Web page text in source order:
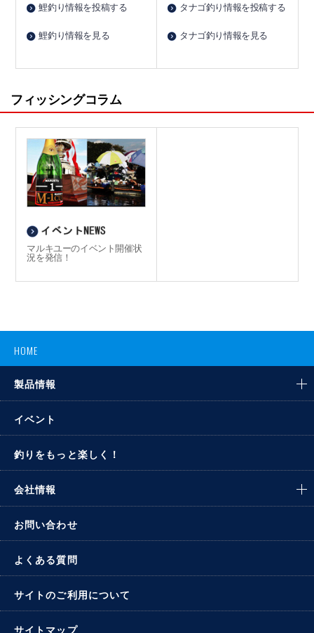
鯉釣り情報を投稿する
鯉釣り情報を見る
タナゴ釣り情報を投稿する
タナゴ釣り情報を見る
フィッシングコラム
マルキユーのイベント開催状
況を発信！
HOME
製品情報
イベント
釣りをもっと楽しく！
会社情報
お問い合わせ
よくある質問
サイトのご利用について
サイトマップ